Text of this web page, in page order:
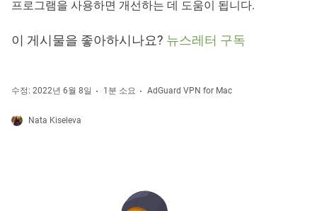
프로그램을 사용하면 개선하는 데 도움이 됩니다.
이 게시물을 좋아하시나요? 뉴스레터 구독
수정: 2022년 6월 8일 1분 소요 AdGuard VPN for Mac
Nata Kiseleva